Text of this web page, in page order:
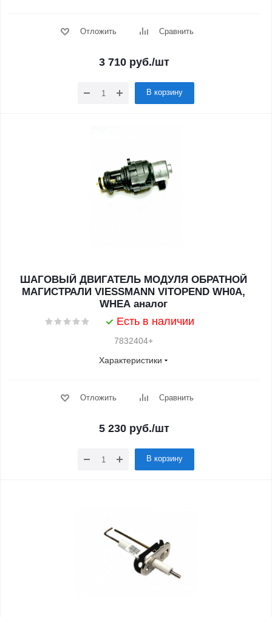
Отложить Сравнить
3 710руб./шт
В корзину
ШАГОВЫЙ ДВИГАТЕЛЬ МОДУЛЯ ОБРАТНОЙ
МАГИСТРАЛИ VIESSMANN VITOPEND WH0A,
WHEA аналог
Есть в наличии
7832404+
Характеристики
Отложить Сравнить
5 230руб./шт
В корзину